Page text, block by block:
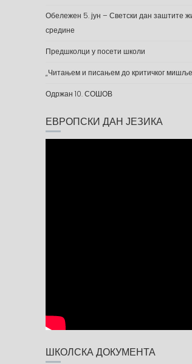
Обележен 5. јун – Светски дан заштите
средине
Предшколци у посети школи
„Читањем и писањем до критичког
Одржан 10. СОШОВ
ЕВРОПСКИ ДАН ЈЕЗИКА
ШКОЛСКА ДОКУМЕНТА